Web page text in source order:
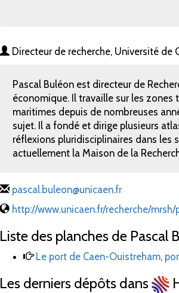
Directeur de recherche, Université de
Pascal Buléon est directeur de
économique. Il travaille sur les
maritimes depuis de nombreuses
sujet. Il a fondé et dirige plusieurs
réflexions pluridisciplinaires dans les
actuellement la Maison de la
pascal.buleon@unicaen.fr
http://www.unicaen.fr/recherche/
Liste des planches de Pascal
Le port de Caen-Ouistreham,
Les derniers dépôts dans